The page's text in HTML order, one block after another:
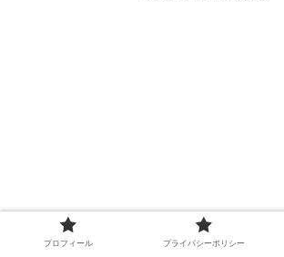
プロフィール プライバシーポリシー